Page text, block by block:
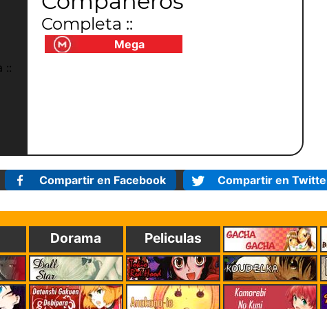
Completa ::
Mega
Compartir en Facebook Compartir en
Dorama Peliculas